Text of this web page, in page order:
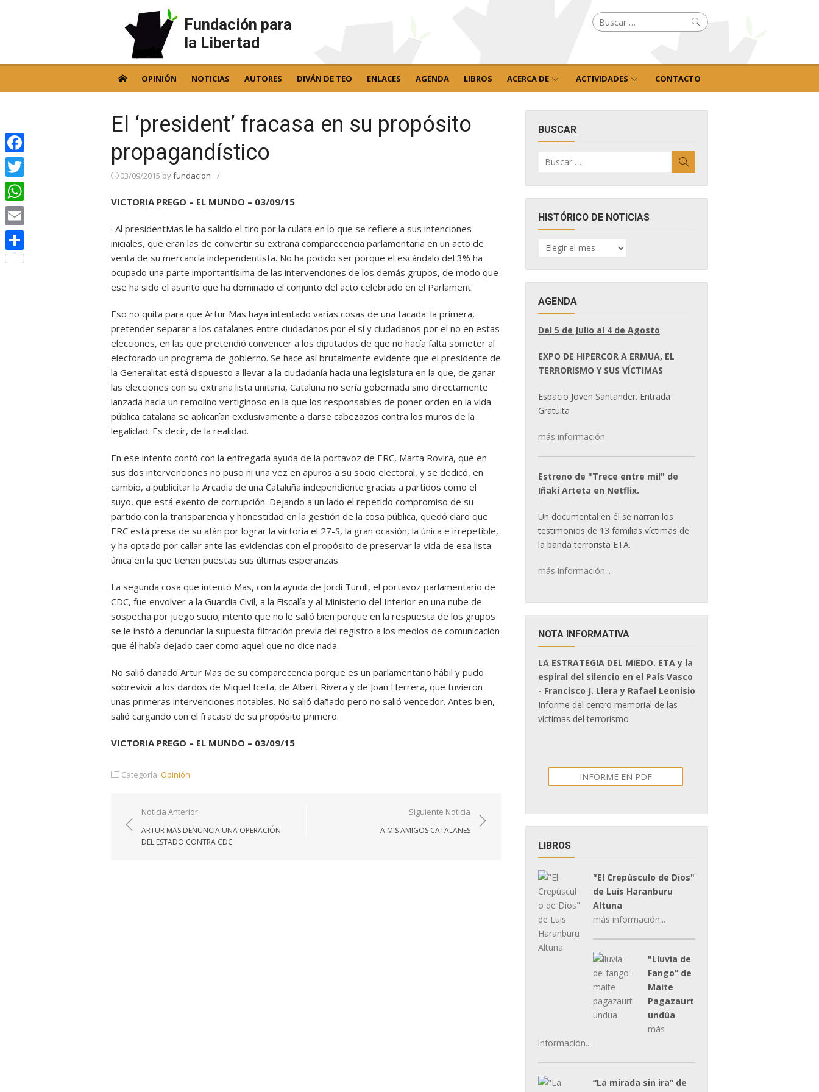
Fundación para
la Libertad
Buscar
por: Buscar
OPINIÓN NOTICIAS AUTORES DIVÁN DE TEO ENLACES AGENDA LIBROS ACERCA DE ACTIVIDADES CONTACTO
El ‘president’ fracasa en su propósito
propagandístico
03/09/2015 byfundacion /
VICTORIA PREGO – EL MUNDO – 03/09/15
· Al presidentMas le ha salido el tiro por la culata en lo que se refiere a sus intenciones
iniciales, que eran las de convertir su extraña comparecencia parlamentaria en un acto de
venta de su mercancía independentista. No ha podido ser porque el escándalo del 3% ha
ocupado una parte importantísima de las intervenciones de los demás grupos, de modo que
ese ha sido el asunto que ha dominado el conjunto del acto celebrado en el Parlament.
Eso no quita para que Artur Mas haya intentado varias cosas de una tacada: la primera,
pretender separar a los catalanes entre ciudadanos por el sí y ciudadanos por el no en estas
elecciones, en las que pretendió convencer a los diputados de que no hacía falta someter al
electorado un programa de gobierno. Se hace así brutalmente evidente que el presidente de
la Generalitat está dispuesto a llevar a la ciudadanía hacia una legislatura en la que, de ganar
las elecciones con su extraña lista unitaria, Cataluña no sería gobernada sino directamente
lanzada hacia un remolino vertiginoso en la que los responsables de poner orden en la vida
pública catalana se aplicarían exclusivamente a darse cabezazos contra los muros de la
legalidad. Es decir, de la realidad.
En ese intento contó con la entregada ayuda de la portavoz de ERC, Marta Rovira, que en
sus dos intervenciones no puso ni una vez en apuros a su socio electoral, y se dedicó, en
cambio, a publicitar la Arcadia de una Cataluña independiente gracias a partidos como el
suyo, que está exento de corrupción. Dejando a un lado el repetido compromiso de su
partido con la transparencia y honestidad en la gestión de la cosa pública, quedó claro que
ERC está presa de su afán por lograr la victoria el 27-S, la gran ocasión, la única e irrepetible,
y ha optado por callar ante las evidencias con el propósito de preservar la vida de esa lista
única en la que tienen puestas sus últimas esperanzas.
La segunda cosa que intentó Mas, con la ayuda de Jordi Turull, el portavoz parlamentario de
CDC, fue envolver a la Guardia Civil, a la Fiscalía y al Ministerio del Interior en una nube de
sospecha por juego sucio; intento que no le salió bien porque en la respuesta de los grupos
se le instó a denunciar la supuesta filtración previa del registro a los medios de comunicación
que él había dejado caer como aquel que no dice nada.
No salió dañado Artur Mas de su comparecencia porque es un parlamentario hábil y pudo
sobrevivir a los dardos de Miquel Iceta, de Albert Rivera y de Joan Herrera, que tuvieron
unas primeras intervenciones notables. No salió dañado pero no salió vencedor. Antes bien,
salió cargando con el fracaso de su propósito primero.
VICTORIA PREGO – EL MUNDO – 03/09/15
Categoría: Opinión
Navegación
de
entradas
Noticia Anterior
ARTUR MAS DENUNCIA UNA OPERACIÓN
DEL ESTADO CONTRA CDC
Siguiente Noticia
A MIS AMIGOS CATALANES
BUSCAR
por:
HISTÓRICO DE NOTICIAS
HISTÓRICO
DE
AGENDA
Del 5 de Julio al 4 de Agosto
EXPO DE HIPERCOR A ERMUA, EL
TERRORISMO Y SUS VÍCTIMAS
Espacio Joven Santander. Entrada
Gratuita
más información
Estreno de "Trece entre mil" de
Iñaki Arteta en Netflix.
Un documental en él se narran los
testimonios de 13 familias víctimas de
la banda terrorista ETA.
más información...
NOTA INFORMATIVA
LA ESTRATEGIA DEL MIEDO. ETA y la
espiral del silencio en el País Vasco
- Francisco J. Llera y Rafael Leonisio
Informe del centro memorial de las
víctimas del terrorismo
INFORME EN PDF
LIBROS
"El Crepúsculo de Dios"
de Luis Haranburu
Altuna
más información...
"Lluvia de
Fango” de
Maite
Pagazaurt
undúa
más
información...
“La mirada sin ira” de
Facebook
Twitter
WhatsApp
Email
Compartir